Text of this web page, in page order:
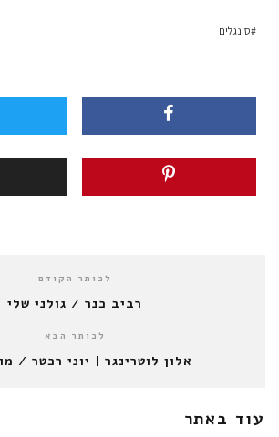
סינגלים
לכותר הקודם
רביב כנר / גולני שלי
לכותר הבא
אלון לוטרינגר | יוני רכטר /
עוד באתר